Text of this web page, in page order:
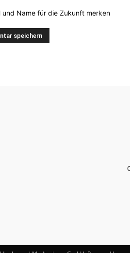
und Name für die Zukunft merken